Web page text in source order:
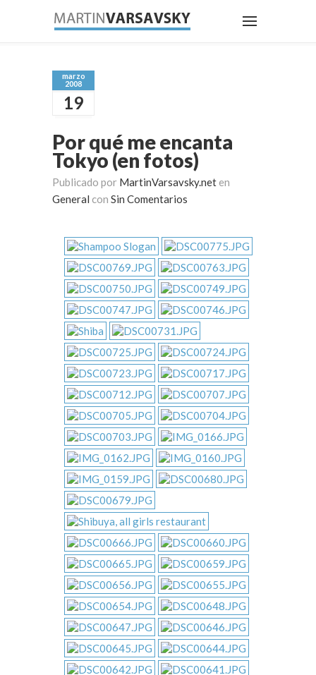
marzo
2008
19
Por qué me encanta
Tokyo (en fotos)
Publicado por MartinVarsavsky.net en
General con Sin Comentarios